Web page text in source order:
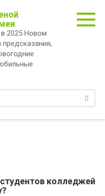
2025 Новом
предсказания,
колледжей